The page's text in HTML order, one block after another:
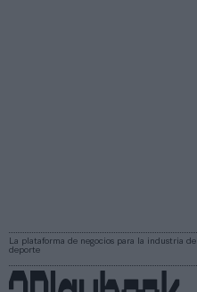
La plataforma de negocios para la industria del
deporte